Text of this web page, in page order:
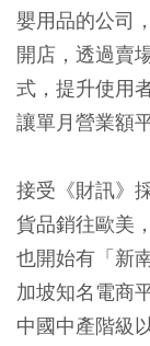
嬰用品的公司
開店，透過賣
式，提升使用
讓單月營業額
接受《財訊》
貨品銷往歐美
也開始有「新
加坡知名電商
中國中產階級